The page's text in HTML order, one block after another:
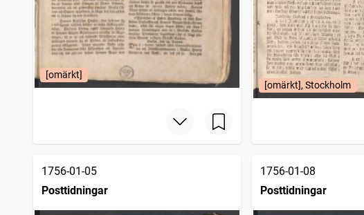
[omärkt]
[omärkt], Stockholm
1756-01-05
Posttidningar
1756-01-08
Posttidningar